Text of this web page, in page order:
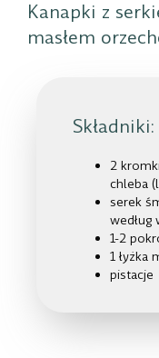
Kanapki z
masłem
Składniki:
2
chleba
serek
według
1-2
1 łyżka
pistacje